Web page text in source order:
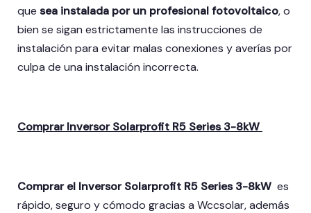
que sea instalada por un profesional fotovoltaico, o
bien se sigan estrictamente las instrucciones de
instalación para evitar malas conexiones y averías por
culpa de una instalación incorrecta.
Comprar Inversor Solarprofit R5 Series 3-8kW
Comprar el Inversor Solarprofit R5 Series 3-8kW es
rápido, seguro y cómodo gracias a Wccsolar, además